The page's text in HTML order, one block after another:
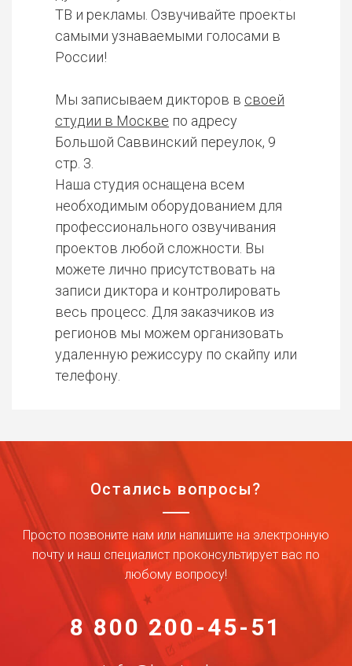
ТВ и рекламы. Озвучивайте проекты
самыми узнаваемыми голосами в
России!
Мы записываем дикторов в своей
студии в Москве по адресу
Большой Саввинский переулок, 9
стр. 3.
Наша студия оснащена всем
необходимым оборудованием для
профессионального озвучивания
проектов любой сложности. Вы
можете лично присутствовать на
записи диктора и контролировать
весь процесс. Для заказчиков из
регионов мы можем организовать
удаленную режиссуру по скайпу или
телефону.
Остались вопросы?
Просто позвоните нам или напишите на электронную
почту и наш специалист проконсультирует вас по
любому вопросу!
8 800 200-45-51